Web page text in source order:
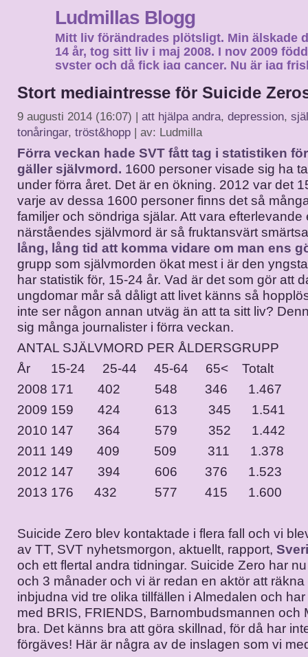
Ludmillas Blogg
Mitt liv förändrades plötsligt. Min älskade
14 år, tog sitt liv i maj 2008. I nov 2009
syster och då fick jag cancer. Nu är jag
Stort mediaintresse för Suicide
9 augusti 2014 (16:07) | att hjälpa andra, depression,
tonåringar, tröst&hopp | av: Ludmilla
Förra veckan hade SVT fått tag i statistiken
gäller självmord. 1600 personer visade sig ha
under förra året. Det är en ökning. 2012 var det
varje av dessa 1600 personer finns det så
familjer och söndriga själar. Att vara efterlevande
närståendes självmord är så fruktansvärt
lång, lång tid att komma vidare om man ens
grupp som självmorden ökat mest i är den
har statistik för, 15-24 år. Vad är det som gör att
ungdomar mår så dåligt att livet känns så
inte ser någon annan utväg än att ta sitt liv?
sig många journalister i förra veckan.
ANTAL SJÄLVMORD PER ÅLDERSGRUPP
År 15-24 25-44 45-64 65< Totalt
2008 171 402 548 346 1.467
2009 159 424 613 345 1.541
2010 147 364 579 352 1.442
2011 149 409 509 311 1.378
2012 147 394 606 376 1.523
2013 176 432 577 415 1.600
Suicide Zero blev kontaktade i flera fall och vi
av TT, SVT nyhetsmorgon, aktuellt, rapport,
och ett flertal andra tidningar. Suicide Zero har
och 3 månader och vi är redan en aktör att räkna
inbjudna vid tre olika tillfällen i Almedalen och
med BRIS, FRIENDS, Barnombudsmannen och
bra. Det känns bra att göra skillnad, för då har
förgäves! Här är några av de inslagen som vi